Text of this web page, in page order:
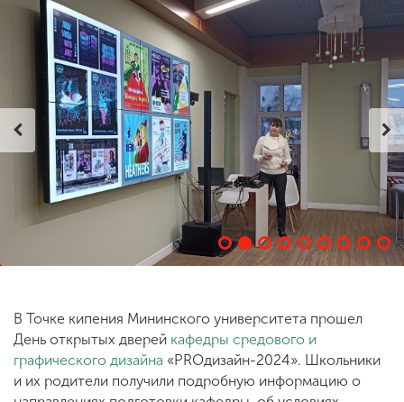
Сведения об
образовательной
организации
ENG SPN CHI
Приемная
+7 (831) 262-26-20
В Точке кипения Мининского университета прошел
День открытых дверей кафедры средового и
графического дизайна «PROдизайн-2024». Школьники
и их родители получили подробную информацию о